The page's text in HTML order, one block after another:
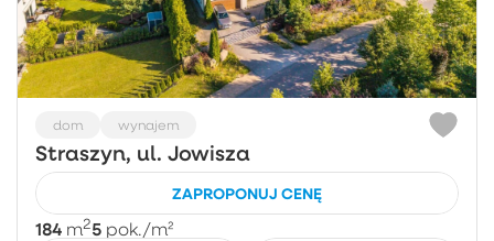
dom wynajem
Straszyn, ul. Jowisza
ZAPROPONUJ CENĘ
184 m25 pok./m²